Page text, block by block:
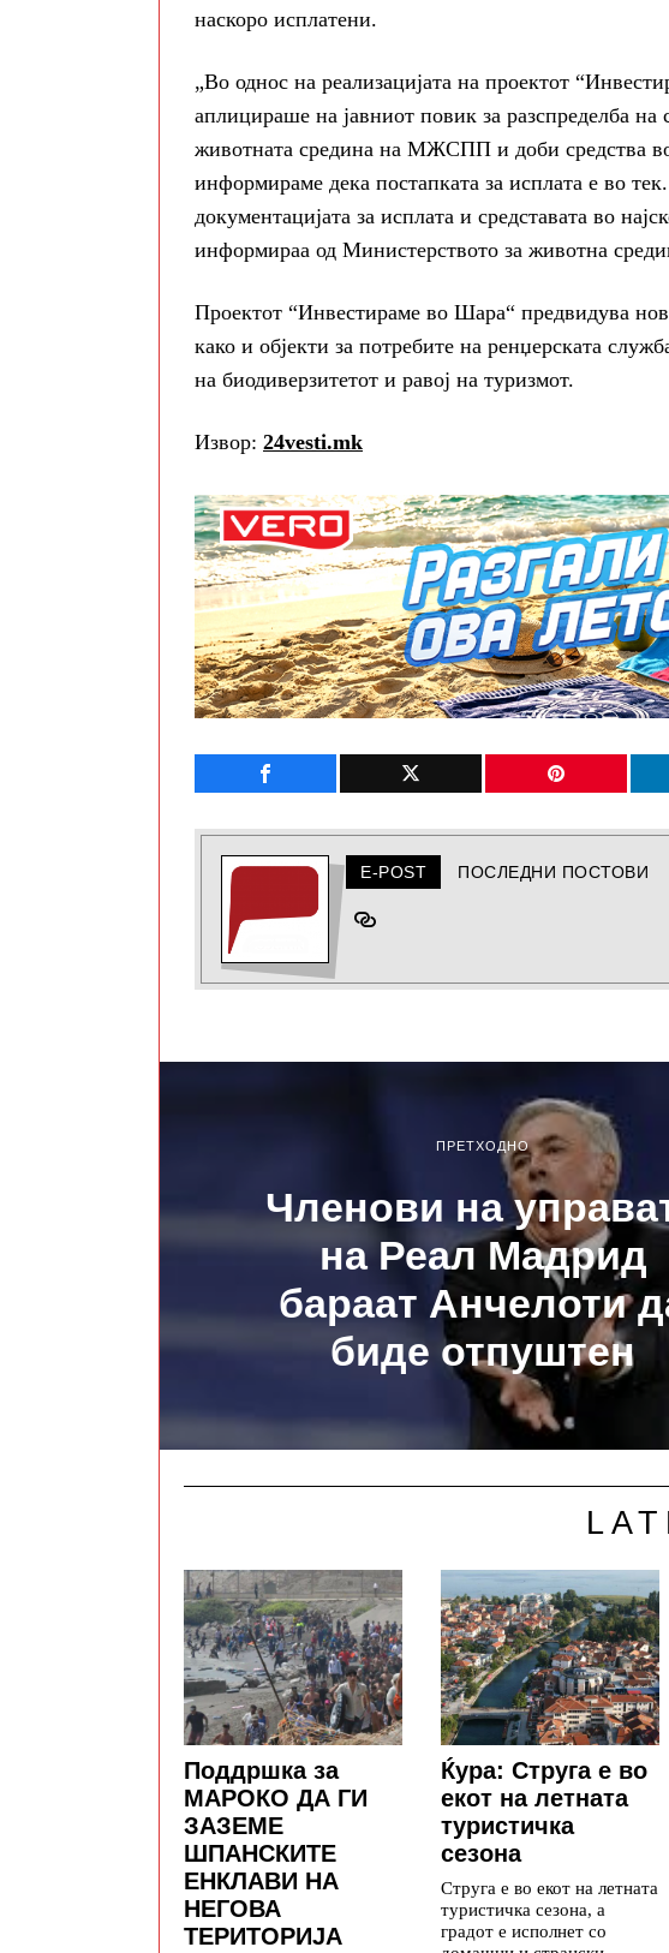
наскоро исплатени.
„Во однос на реализацијата на проектот
аплицираше на јавниот повик за разспределба
животната средина на МЖСПП и доби средства
информираме дека постапката за исплата е во
документацијата за исплата и средставата во
информираа од Министерството за животна
Проектот “Инвестираме во Шара“ предвидува
како и објекти за потребите на ренџерската
на биодиверзитетот и равој на туризмот.
Извор: 24vesti.mk
E-POST ПОСЛЕДНИ ПОСТОВИ
ПРЕТХОДНО
Членови на
на Реал Мадрид
бараат Анчелоти
биде отпуштен
Поддршка за
МАРОКО ДА ГИ
ЗАЗЕМЕ
ШПАНСКИТЕ
ЕНКЛАВИ НА
НЕГОВА
ТЕРИТОРИЈА
Ќура: Струга е во
екот на летната
туристичка
сезона
Струга е во екот на летната
туристичка сезона, а
градот е исполнет со